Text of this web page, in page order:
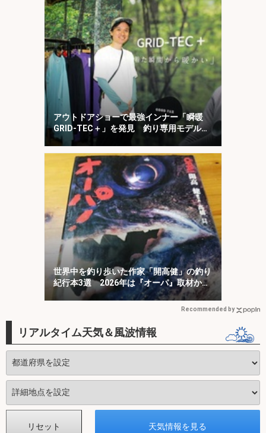
アウトドアショーで最強インナー「瞬暖
GRID-TEC＋」を発見 釣り専用モデルも
登場
世界中を釣り歩いた作家「開高健」の釣り
紀行本3選 2026年は『オーパ』取材から
50周年
Recommended by
リアルタイム天気＆風波情報